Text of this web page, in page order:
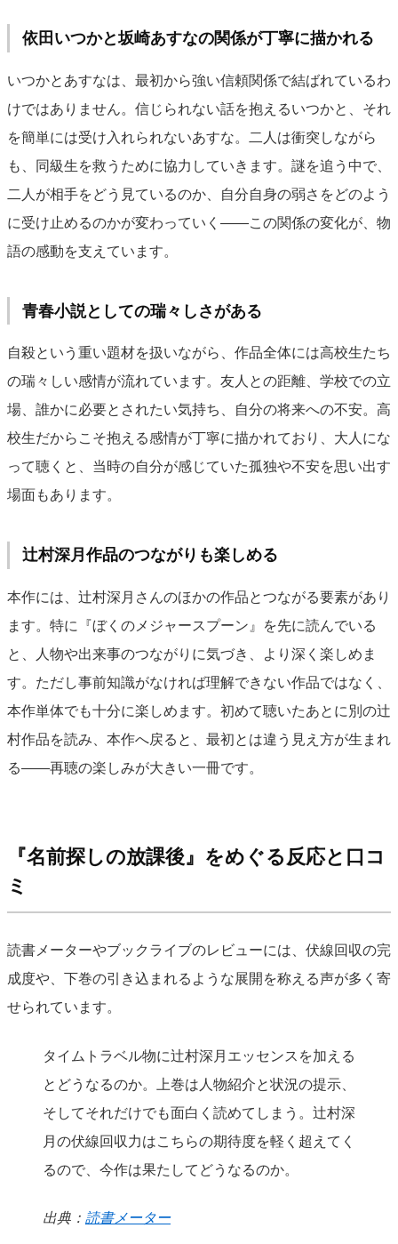
依田いつかと坂崎あすなの関係が丁寧に描かれる
いつかとあすなは、最初から強い信頼関係で結ばれているわ
けではありません。信じられない話を抱えるいつかと、それ
を簡単には受け入れられないあすな。二人は衝突しながら
も、同級生を救うために協力していきます。謎を追う中で、
二人が相手をどう見ているのか、自分自身の弱さをどのよう
に受け止めるのかが変わっていく——この関係の変化が、物
語の感動を支えています。
青春小説としての瑞々しさがある
自殺という重い題材を扱いながら、作品全体には高校生たち
の瑞々しい感情が流れています。友人との距離、学校での立
場、誰かに必要とされたい気持ち、自分の将来への不安。高
校生だからこそ抱える感情が丁寧に描かれており、大人にな
って聴くと、当時の自分が感じていた孤独や不安を思い出す
場面もあります。
辻村深月作品のつながりも楽しめる
本作には、辻村深月さんのほかの作品とつながる要素があり
ます。特に『ぼくのメジャースプーン』を先に読んでいる
と、人物や出来事のつながりに気づき、より深く楽しめま
す。ただし事前知識がなければ理解できない作品ではなく、
本作単体でも十分に楽しめます。初めて聴いたあとに別の辻
村作品を読み、本作へ戻ると、最初とは違う見え方が生まれ
る——再聴の楽しみが大きい一冊です。
『名前探しの放課後』をめぐる反応と口コ
ミ
読書メーターやブックライブのレビューには、伏線回収の完
成度や、下巻の引き込まれるような展開を称える声が多く寄
せられています。
タイムトラベル物に辻村深月エッセンスを加える
とどうなるのか。上巻は人物紹介と状況の提示、
そしてそれだけでも面白く読めてしまう。辻村深
月の伏線回収力はこちらの期待度を軽く超えてく
るので、今作は果たしてどうなるのか。
出典： 読書メーター